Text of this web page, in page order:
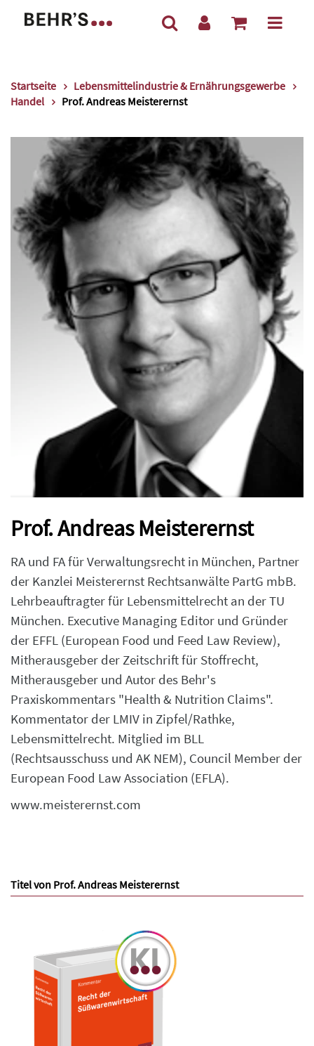
Startseite
Lebensmittelindustrie & Ernährungsgewerbe
Handel
Prof. Andreas Meisterernst
Prof. Andreas Meisterernst
RA und FA für Verwaltungsrecht in München, Partner
der Kanzlei Meisterernst Rechtsanwälte PartG mbB.
Lehrbeauftragter für Lebensmittelrecht an der TU
München. Executive Managing Editor und Gründer
der EFFL (European Food und Feed Law Review),
Mitherausgeber der Zeitschrift für Stoffrecht,
Mitherausgeber und Autor des Behr's
Praxiskommentars "Health & Nutrition Claims".
Kommentator der LMIV in Zipfel/Rathke,
Lebensmittelrecht. Mitglied im BLL
(Rechtsausschuss und AK NEM), Council Member der
European Food Law Association (EFLA).
www.meisterernst.com
Titel von Prof. Andreas Meisterernst